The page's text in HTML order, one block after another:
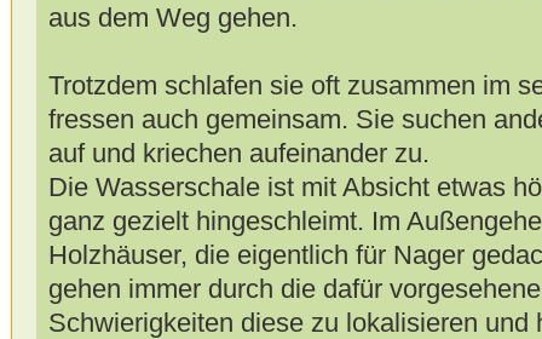
aus dem Weg gehen.
Trotzdem schlafen sie oft zusammen im
fressen auch gemeinsam. Sie suchen
auf und kriechen aufeinander zu.
Die Wasserschale ist mit Absicht etwas
ganz gezielt hingeschleimt. Im
Holzhäuser, die eigentlich für Nager
gehen immer durch die dafür
Schwierigkeiten diese zu lokalisieren und